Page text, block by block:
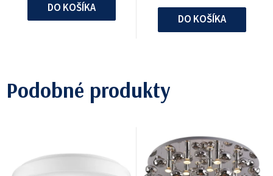
DO KOŠÍKA
DO KOŠÍKA
Podobné produkty